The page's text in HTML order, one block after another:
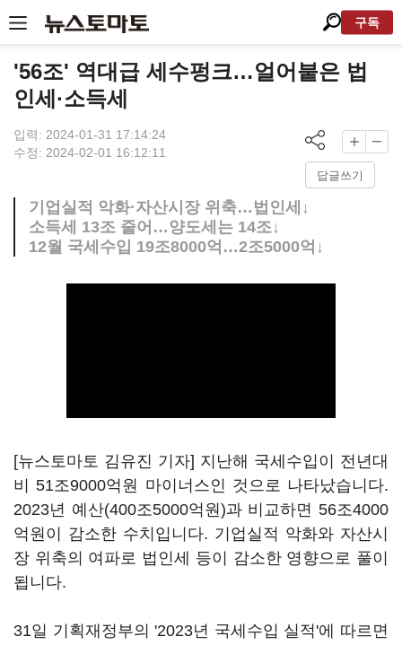
구독
'56조' 역대급 세수펑크…얼어붙은 법
인세·소득세
입력: 2024-01-31 17:14:24
수정: 2024-02-01 16:12:11
답글쓰기
기업실적 악화·자산시장 위축…법인세↓
소득세 13조 줄어…양도세는 14조↓
12월 국세수입 19조8000억…2조5000억↓
[뉴스토마토 김유진 기자] 지난해 국세수입이 전년대
비 51조9000억원 마이너스인 것으로 나타났습니다.
2023년 예산(400조5000억원)과 비교하면 56조4000
억원이 감소한 수치입니다. 기업실적 악화와 자산시
장 위축의 여파로 법인세 등이 감소한 영향으로 풀이
됩니다.
31일 기획재정부의 '2023년 국세수입 실적'에 따르면